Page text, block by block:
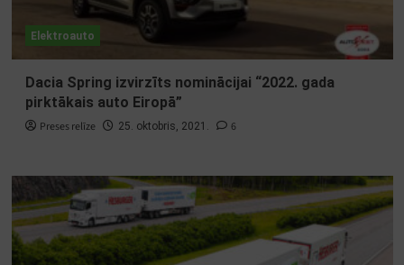
Elektroauto
Dacia Spring izvirzīts nominācijai “2022. gada
pirktākais auto Eiropā”
Preses relīze 25. oktobris, 2021. 6